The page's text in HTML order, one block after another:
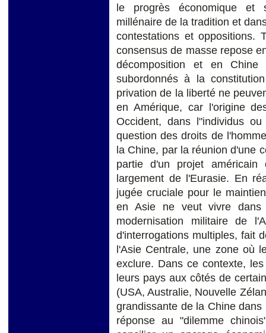
le progrès économique et
millénaire de la tradition et
contestations et oppositions.
consensus de masse repose
décomposition et en Chine
subordonnés à la
privation de la liberté ne
en Amérique, car l'origine
Occident, dans l"individus
question des droits de
la Chine, par la réunion d'une
partie d'un projet
largement de l'Eurasie. En
jugée cruciale pour le
en Asie ne veut vivre
modernisation militaire de
d'interrogations multiples, fait
l'Asie Centrale, une zone où
exclure. Dans ce contexte,
leurs pays aux côtés de
(USA, Australie, Nouvelle
grandissante de la Chine
réponse au "dilemme